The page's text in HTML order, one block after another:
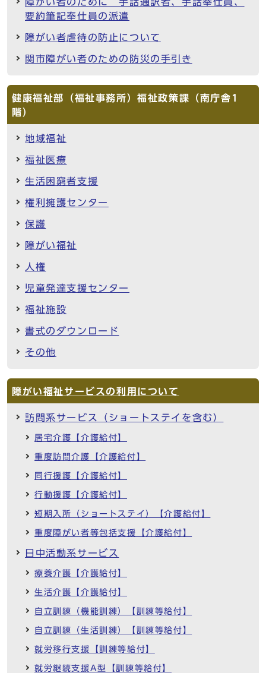
要約筆記奉仕員の派遣
障がい者虐待の防止について
関市障がい者のための防災の手引き
健康福祉部（福祉事務所）福祉政策課（南庁舎1
階）
地域福祉
福祉医療
生活困窮者支援
権利擁護センター
保護
障がい福祉
人権
児童発達支援センター
福祉施設
書式のダウンロード
その他
障がい福祉サービスの利用について
訪問系サービス（ショートステイを含む）
居宅介護【介護給付】
重度訪問介護【介護給付】
同行援護【介護給付】
行動援護【介護給付】
短期入所（ショートステイ）【介護給付】
重度障がい者等包括支援【介護給付】
日中活動系サービス
療養介護【介護給付】
生活介護【介護給付】
自立訓練（機能訓練）【訓練等給付】
自立訓練（生活訓練）【訓練等給付】
就労移行支援【訓練等給付】
就労継続支援A型【訓練等給付】